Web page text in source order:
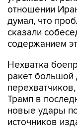
отношении
думал, что
сказали
содержанием
Нехватка
ракет большой
Трамп в
новые удары
источников